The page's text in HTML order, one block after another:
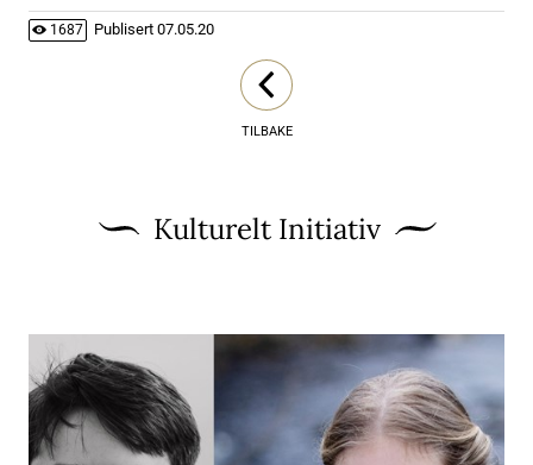
1687 Publisert 07.05.20
TILBAKE
Kulturelt Initiativ